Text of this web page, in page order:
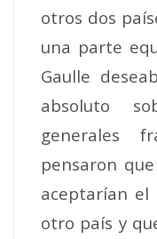
otros dos
una parte
Gaulle
absoluto
generales
pensaron
aceptarían el
otro país y